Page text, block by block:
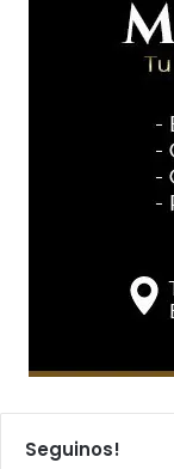
Seguinos!